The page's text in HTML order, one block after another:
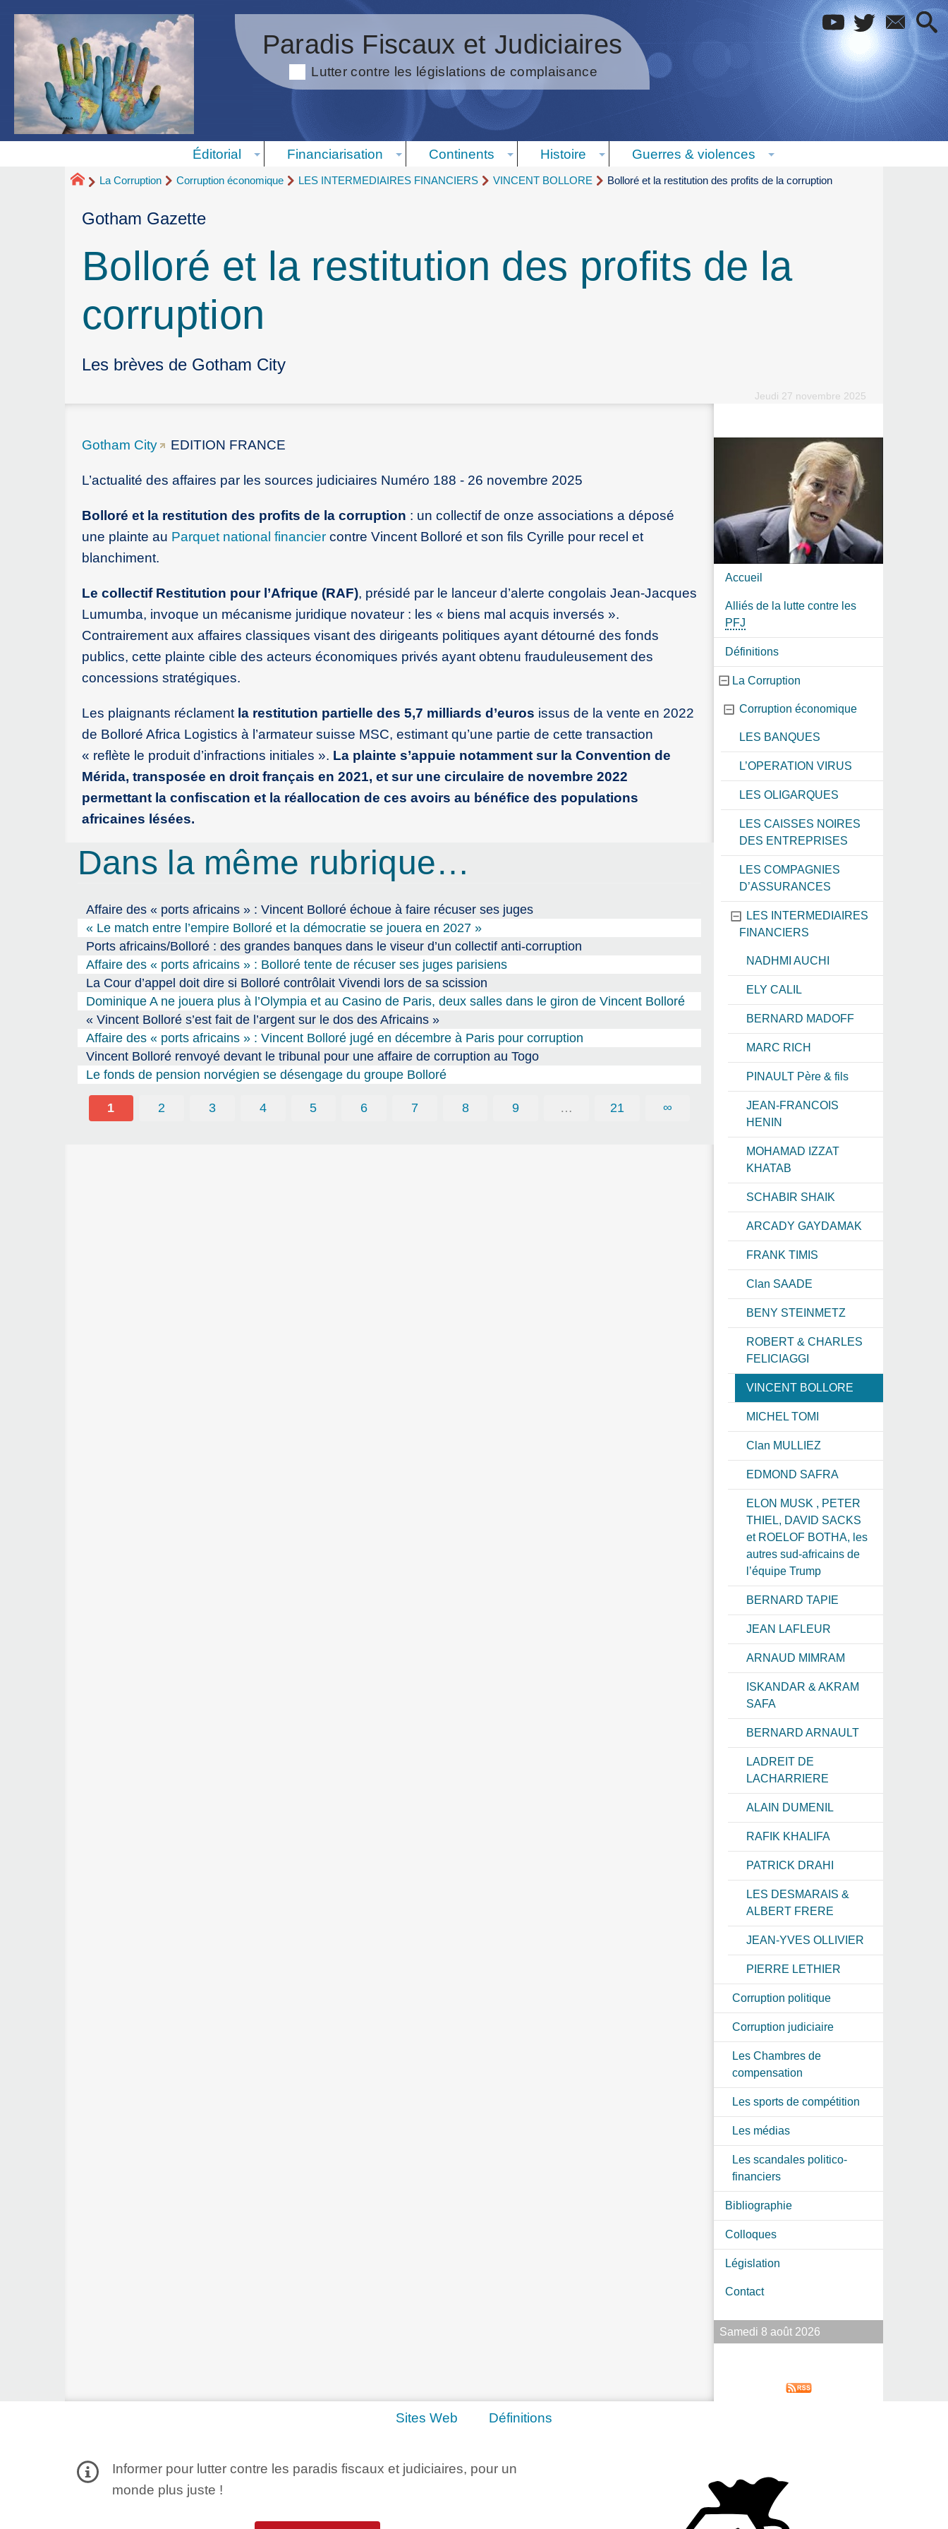
Paradis Fiscaux et Judiciaires
Lutter contre les législations de complaisance
Éditorial Financiarisation Continents Histoire Guerres & violences
La Corruption Corruption économique LES INTERMEDIAIRES FINANCIERS VINCENT BOLLORE Bolloré et la restitution des profits de la corruption
Gotham Gazette
Bolloré et la restitution des profits de la
corruption
Les brèves de Gotham City
Jeudi 27 novembre 2025
Gotham City EDITION FRANCE
L’actualité des affaires par les sources judiciaires Numéro 188 - 26 novembre 2025
Bolloré et la restitution des profits de la corruption : un collectif de onze associations a déposé
une plainte au Parquet national financier contre Vincent Bolloré et son fils Cyrille pour recel et
blanchiment.
Le collectif Restitution pour l’Afrique (RAF), présidé par le lanceur d’alerte congolais Jean-Jacques
Lumumba, invoque un mécanisme juridique novateur : les « biens mal acquis inversés ».
Contrairement aux affaires classiques visant des dirigeants politiques ayant détourné des fonds
publics, cette plainte cible des acteurs économiques privés ayant obtenu frauduleusement des
concessions stratégiques.
Les plaignants réclament la restitution partielle des 5,7 milliards d’euros issus de la vente en 2022
de Bolloré Africa Logistics à l’armateur suisse MSC, estimant qu’une partie de cette transaction
« reflète le produit d’infractions initiales ». La plainte s’appuie notamment sur la Convention de
Mérida, transposée en droit français en 2021, et sur une circulaire de novembre 2022
permettant la confiscation et la réallocation de ces avoirs au bénéfice des populations
africaines lésées.
Dans la même rubrique…
Affaire des « ports africains » : Vincent Bolloré échoue à faire récuser ses juges
« Le match entre l’empire Bolloré et la démocratie se jouera en 2027 »
Ports africains/Bolloré : des grandes banques dans le viseur d’un collectif anti-corruption
Affaire des « ports africains » : Bolloré tente de récuser ses juges parisiens
La Cour d’appel doit dire si Bolloré contrôlait Vivendi lors de sa scission
Dominique A ne jouera plus à l’Olympia et au Casino de Paris, deux salles dans le giron de Vincent Bolloré
« Vincent Bolloré s’est fait de l’argent sur le dos des Africains »
Affaire des « ports africains » : Vincent Bolloré jugé en décembre à Paris pour corruption
Vincent Bolloré renvoyé devant le tribunal pour une affaire de corruption au Togo
Le fonds de pension norvégien se désengage du groupe Bolloré
1 2 3 4 5 6 7 8 9 … 21 ∞
Accueil
Alliés de la lutte contre les
PFJ
Définitions
La Corruption
Corruption économique
LES BANQUES
L’OPERATION VIRUS
LES OLIGARQUES
LES CAISSES NOIRES
DES ENTREPRISES
LES COMPAGNIES
D’ASSURANCES
LES INTERMEDIAIRES
FINANCIERS
NADHMI AUCHI
ELY CALIL
BERNARD MADOFF
MARC RICH
PINAULT Père & fils
JEAN-FRANCOIS
HENIN
MOHAMAD IZZAT
KHATAB
SCHABIR SHAIK
ARCADY GAYDAMAK
FRANK TIMIS
Clan SAADE
BENY STEINMETZ
ROBERT & CHARLES
FELICIAGGI
VINCENT BOLLORE
MICHEL TOMI
Clan MULLIEZ
EDMOND SAFRA
ELON MUSK , PETER
THIEL, DAVID SACKS
et ROELOF BOTHA, les
autres sud-africains de
l’équipe Trump
BERNARD TAPIE
JEAN LAFLEUR
ARNAUD MIMRAM
ISKANDAR & AKRAM
SAFA
BERNARD ARNAULT
LADREIT DE
LACHARRIERE
ALAIN DUMENIL
RAFIK KHALIFA
PATRICK DRAHI
LES DESMARAIS &
ALBERT FRERE
JEAN-YVES OLLIVIER
PIERRE LETHIER
Corruption politique
Corruption judiciaire
Les Chambres de
compensation
Les sports de compétition
Les médias
Les scandales politico-
financiers
Bibliographie
Colloques
Législation
Contact
Samedi 8 août 2026
Sites Web Définitions
Informer pour lutter contre les paradis fiscaux et judiciaires, pour un
monde plus juste !